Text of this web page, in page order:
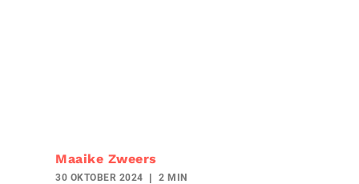
Maaike Zweers
30 OKTOBER 2024 2 MIN